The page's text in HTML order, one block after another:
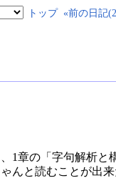
トップ «前の日記
1章の「字句解析
と読むことが出